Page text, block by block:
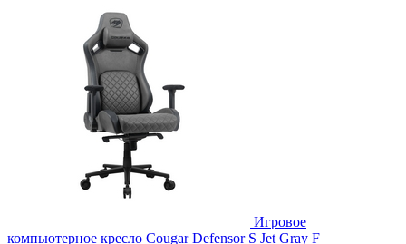
Игровое
компьютерное кресло Cougar Defensor S Jet Gray F